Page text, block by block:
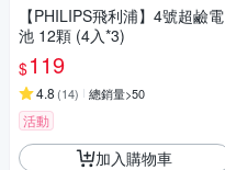
【PHILIPS飛利浦】4號超鹼電
池 12顆 (4入*3)
$119
4.8 (14) 總銷量>50
活動
加入購物車